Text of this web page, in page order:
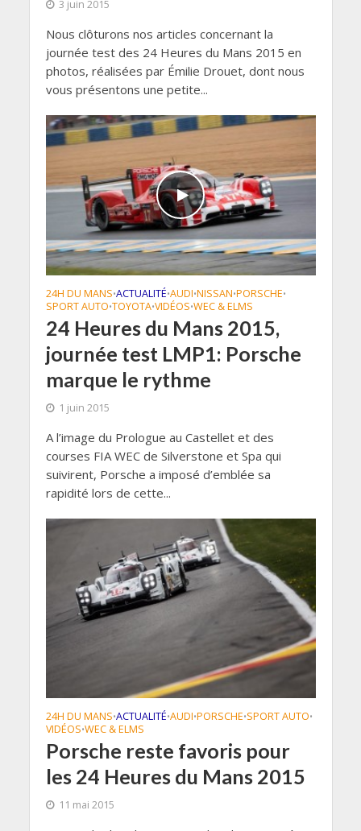
3 juin 2015
Nous clôturons nos articles concernant la
journée test des 24 Heures du Mans 2015 en
photos, réalisées par Émilie Drouet, dont nous
vous présentons une petite...
24H DU MANS•ACTUALITÉ•AUDI•NISSAN•PORSCHE•
SPORT AUTO•TOYOTA•VIDÉOS•WEC & ELMS
24 Heures du Mans 2015,
journée test LMP1: Porsche
marque le rythme
1 juin 2015
A l’image du Prologue au Castellet et des
courses FIA WEC de Silverstone et Spa qui
suivirent, Porsche a imposé d’emblée sa
rapidité lors de cette...
24H DU MANS•ACTUALITÉ•AUDI•PORSCHE•SPORT AUTO•
VIDÉOS•WEC & ELMS
Porsche reste favoris pour
les 24 Heures du Mans 2015
11 mai 2015